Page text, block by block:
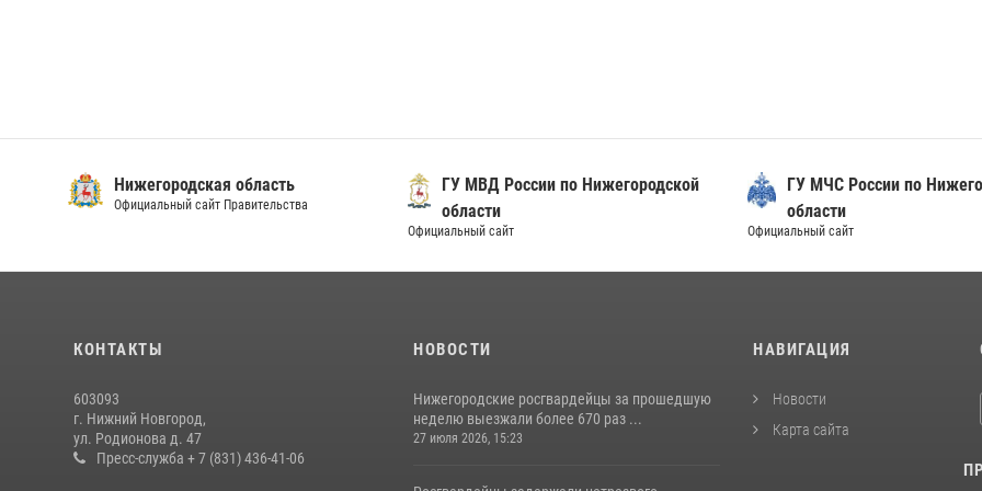
Нижегородская область
Официальный сайт Правительства
ГУ МВД России по Нижегородской
области
Официальный сайт
ГУ МЧС России по
области
Официальный сайт
КОНТАКТЫ
603093
г. Нижний Новгород,
ул. Родионова д. 47
Пресс-служба + 7 (831) 436-41-06
НОВОСТИ
Нижегородские росгвардейцы за прошедшую
неделю выезжали более 670 раз ...
27 июля 2026, 15:23
НАВИГАЦИЯ
Новости
Карта сайта